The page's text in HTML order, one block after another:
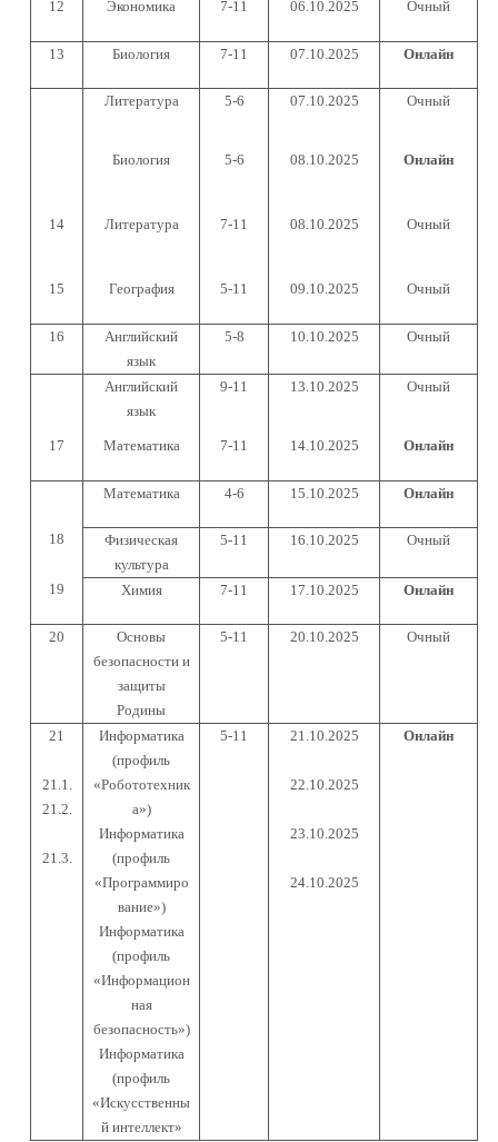
12 Экономика 7-11 06.10.2025 Очный
13 Биология 7-11 07.10.2025 Онлайн
Литература 5-6 07.10.2025 Очный
Биология 5-6 08.10.2025 Онлайн
14 Литература 7-11 08.10.2025 Очный
15 География 5-11 09.10.2025 Очный
16
Английский
язык
5-8 10.10.2025 Очный
Английский
язык
9-11 13.10.2025 Очный
17 Математика 7-11 14.10.2025 Онлайн
Математика 4-6 15.10.2025 Онлайн
18
Физическая
культура
5-11 16.10.2025 Очный
19 Химия 7-11 17.10.2025 Онлайн
20
Основы
безопасности и
защиты
Родины
5-11 20.10.2025 Очный
21
21.1.
21.2.
21.3.
Информатика
(профиль
«Робототехник
а»)
Информатика
(профиль
«Программиро
вание»)
Информатика
(профиль
«Информацион
ная
безопасность»)
Информатика
(профиль
«Искусственны
й интеллект»
5-11 21.10.2025
22.10.2025
23.10.2025
24.10.2025
Онлайн